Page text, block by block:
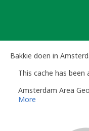
Bakkie doen in
This cache has been
Amsterdam Area
More